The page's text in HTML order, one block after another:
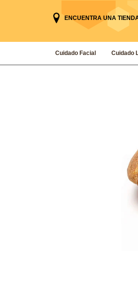
ENCUENTRA UNA
Cuidado Facial Cuidado